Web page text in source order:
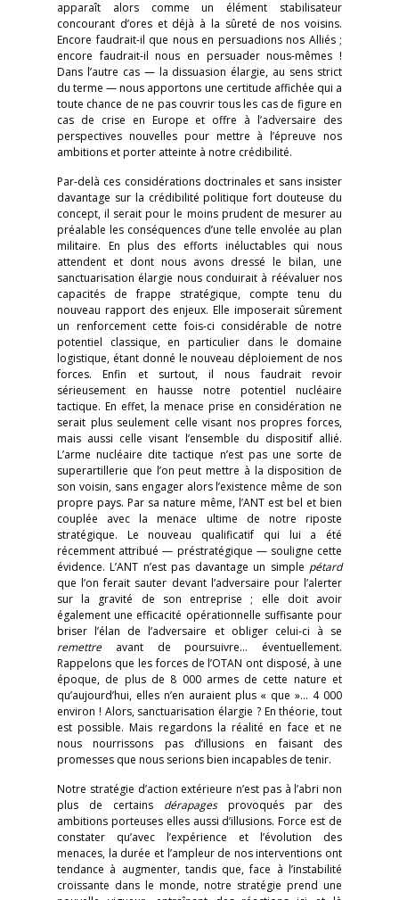
apparaît alors comme un élément stabilisateur
concourant d’ores et déjà à la sûreté de nos voisins.
Encore faudrait-il que nous en persuadions nos Alliés ;
encore faudrait-il nous en persuader nous-mêmes !
Dans l’autre cas — la dissuasion élargie, au sens strict
du terme — nous apportons une certitude affichée qui a
toute chance de ne pas couvrir tous les cas de figure en
cas de crise en Europe et offre à l’adversaire des
perspectives nouvelles pour mettre à l’épreuve nos
ambitions et porter atteinte à notre crédibilité.
Par-delà ces considérations doctrinales et sans insister
davantage sur la crédibilité politique fort douteuse du
concept, il serait pour le moins prudent de mesurer au
préalable les conséquences d’une telle envolée au plan
militaire. En plus des efforts inéluctables qui nous
attendent et dont nous avons dressé le bilan, une
sanctuarisation élargie nous conduirait à réévaluer nos
capacités de frappe stratégique, compte tenu du
nouveau rapport des enjeux. Elle imposerait sûrement
un renforcement cette fois-ci considérable de notre
potentiel classique, en particulier dans le domaine
logistique, étant donné le nouveau déploiement de nos
forces. Enfin et surtout, il nous faudrait revoir
sérieusement en hausse notre potentiel nucléaire
tactique. En effet, la menace prise en considération ne
serait plus seulement celle visant nos propres forces,
mais aussi celle visant l’ensemble du dispositif allié.
L’arme nucléaire dite tactique n’est pas une sorte de
superartillerie que l’on peut mettre à la disposition de
son voisin, sans engager alors l’existence même de son
propre pays. Par sa nature même, l’ANT est bel et bien
couplée avec la menace ultime de notre riposte
stratégique. Le nouveau qualificatif qui lui a été
récemment attribué — préstratégique — souligne cette
évidence. L’ANT n’est pas davantage un simple pétard
que l’on ferait sauter devant l’adversaire pour l’alerter
sur la gravité de son entreprise ; elle doit avoir
également une efficacité opérationnelle suffisante pour
briser l’élan de l’adversaire et obliger celui-ci à se
remettre avant de poursuivre… éventuellement.
Rappelons que les forces de l’OTAN ont disposé, à une
époque, de plus de 8 000 armes de cette nature et
qu’aujourd’hui, elles n’en auraient plus « que »… 4 000
environ ! Alors, sanctuarisation élargie ? En théorie, tout
est possible. Mais regardons la réalité en face et ne
nous nourrissons pas d’illusions en faisant des
promesses que nous serions bien incapables de tenir.
Notre stratégie d’action extérieure n’est pas à l’abri non
plus de certains dérapages provoqués par des
ambitions porteuses elles aussi d’illusions. Force est de
constater qu’avec l’expérience et l’évolution des
menaces, la durée et l’ampleur de nos interventions ont
tendance à augmenter, tandis que, face à l’instabilité
croissante dans le monde, notre stratégie prend une